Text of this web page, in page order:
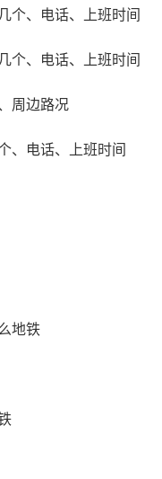
艘大型游船。南诏风
云南省25个旅游精品
个、电话、上班时间
个、电话、上班时间
周边路况
、电话、上班时间
地铁